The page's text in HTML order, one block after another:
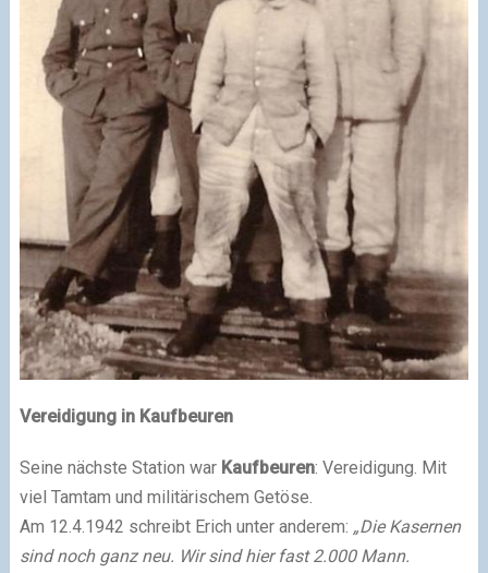
Vereidigung in Kaufbeuren
Seine nächste Station war Kaufbeuren: Vereidigung. Mit
viel Tamtam und militärischem Getöse.
Am 12.4.1942 schreibt Erich unter anderem: „Die Kasernen
sind noch ganz neu. Wir sind hier fast 2.000 Mann.